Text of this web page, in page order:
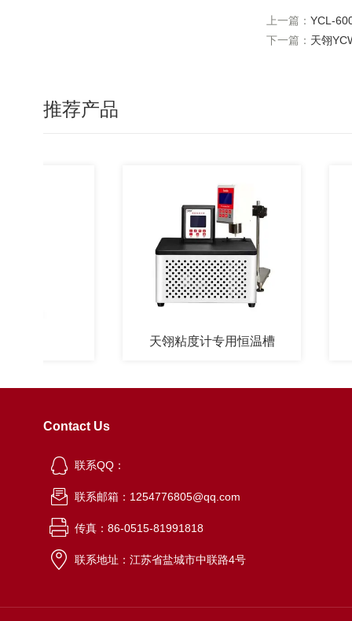
上一篇： YCL-
下一篇： 天翎
推荐产品
天翎粘度计专用恒温槽
Contact Us
联系QQ：
联系邮箱：1254776805@qq.com
传真：86-0515-81991818
联系地址：江苏省盐城市中联路4号